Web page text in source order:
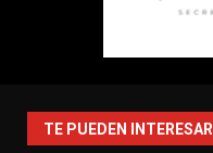
TE PUEDEN INTERESAR